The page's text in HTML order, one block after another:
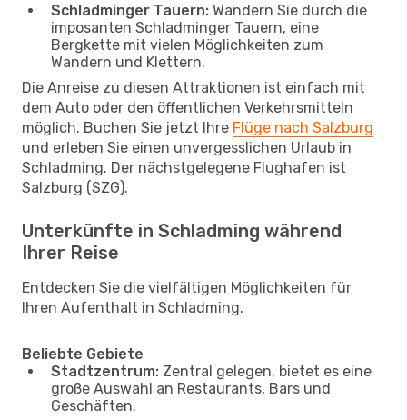
Schladminger Tauern: Wandern Sie durch die
imposanten Schladminger Tauern, eine
Bergkette mit vielen Möglichkeiten zum
Wandern und Klettern.
Die Anreise zu diesen Attraktionen ist einfach mit
dem Auto oder den öffentlichen Verkehrsmitteln
möglich. Buchen Sie jetzt Ihre Flüge nach Salzburg
und erleben Sie einen unvergesslichen Urlaub in
Schladming. Der nächstgelegene Flughafen ist
Salzburg (SZG).
Unterkünfte in Schladming während
Ihrer Reise
Entdecken Sie die vielfältigen Möglichkeiten für
Ihren Aufenthalt in Schladming.
Beliebte Gebiete
Stadtzentrum: Zentral gelegen, bietet es eine
große Auswahl an Restaurants, Bars und
Geschäften.